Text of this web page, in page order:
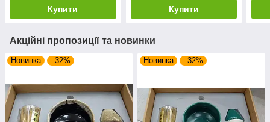
Купити Купити
Акційні пропозиції та новинки
Новинка –32% Новинка –32%